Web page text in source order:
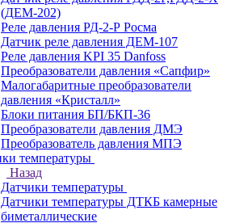
(ДЕМ-202)
Реле давления РД-2-Р Росма
Датчик реле давления ДЕМ-107
Реле давления KPI 35 Danfoss
Преобразователи давления «Сапфир»
Малогабаритные преобразователи
давления «Кристалл»
Блоки питания БП/БКП-36
Преобразователи давления ДМЭ
Преобразователь давления МПЭ
температуры
Назад
Датчики температуры
Датчики температуры ДТКБ камерные
биметаллические